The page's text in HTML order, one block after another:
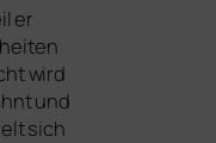
er
wird
und
sich